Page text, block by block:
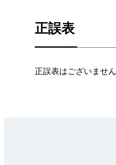
正誤表
正誤表はございません